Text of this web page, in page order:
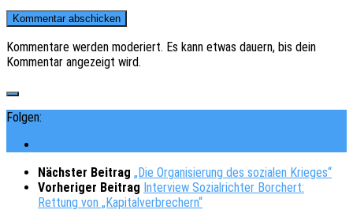
Kommentare werden moderiert. Es kann etwas dauern, bis dein
Kommentar angezeigt wird.
Folgen:
Nächster Beitrag „Die Organisierung des sozialen Krieges“
Vorheriger Beitrag Interview Sozialrichter Borchert:
Rettung von „Kapitalverbrechern“